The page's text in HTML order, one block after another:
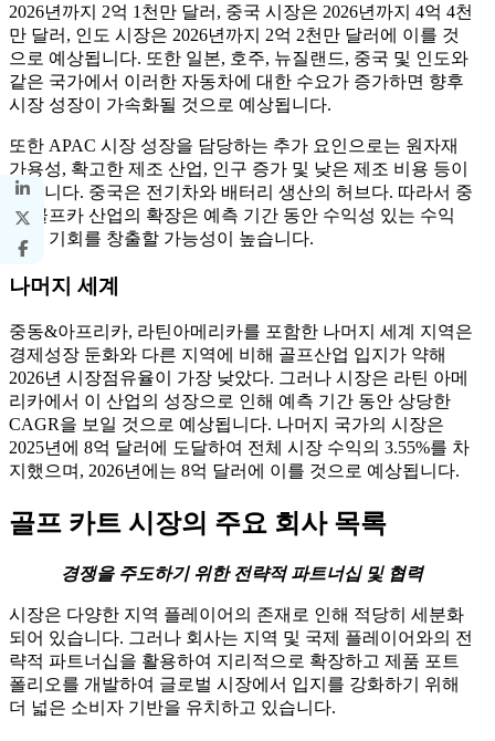
2026년까지 2억 1천만 달러, 중국 시장은 2026년까지 4억 4천
만 달러, 인도 시장은 2026년까지 2억 2천만 달러에 이를 것
으로 예상됩니다. 또한 일본, 호주, 뉴질랜드, 중국 및 인도와
같은 국가에서 이러한 자동차에 대한 수요가 증가하면 향후
시장 성장이 가속화될 것으로 예상됩니다.
또한 APAC 시장 성장을 담당하는 추가 요인으로는 원자재
가용성, 확고한 제조 산업, 인구 증가 및 낮은 제조 비용 등이
있습니다. 중국은 전기차와 배터리 생산의 허브다. 따라서 중
국 골프카 산업의 확장은 예측 기간 동안 수익성 있는 수익
성장 기회를 창출할 가능성이 높습니다.
나머지 세계
중동&아프리카, 라틴아메리카를 포함한 나머지 세계 지역은
경제성장 둔화와 다른 지역에 비해 골프산업 입지가 약해
2026년 시장점유율이 가장 낮았다. 그러나 시장은 라틴 아메
리카에서 이 산업의 성장으로 인해 예측 기간 동안 상당한
CAGR을 보일 것으로 예상됩니다. 나머지 국가의 시장은
2025년에 8억 달러에 도달하여 전체 시장 수익의 3.55%를 차
지했으며, 2026년에는 8억 달러에 이를 것으로 예상됩니다.
골프 카트 시장의 주요 회사 목록
경쟁을 주도하기 위한 전략적 파트너십 및 협력
시장은 다양한 지역 플레이어의 존재로 인해 적당히 세분화
되어 있습니다. 그러나 회사는 지역 및 국제 플레이어와의 전
략적 파트너십을 활용하여 지리적으로 확장하고 제품 포트
폴리오를 개발하여 글로벌 시장에서 입지를 강화하기 위해
더 넓은 소비자 기반을 유치하고 있습니다.